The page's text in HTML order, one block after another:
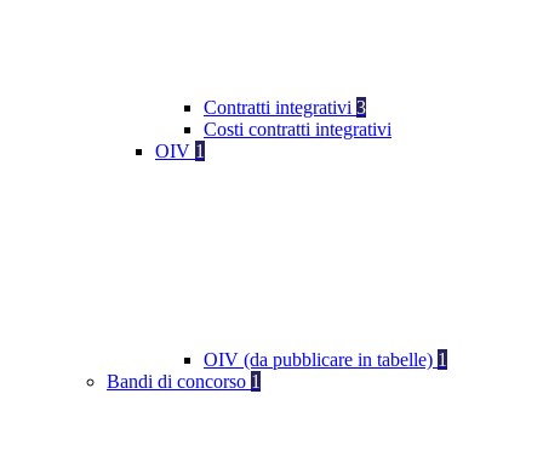
Contratti integrativi 3
Costi contratti integrativi
OIV 1
OIV (da pubblicare in tabelle) 1
Bandi di concorso 1